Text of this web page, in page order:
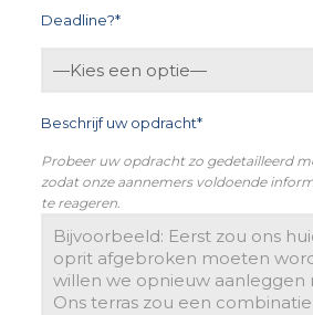
Deadline?*
Beschrijf uw opdracht*
Probeer uw opdracht zo gedetailleerd
zodat onze aannemers voldoende
te reageren.